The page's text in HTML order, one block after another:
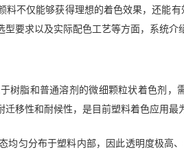
不仅能够获得理想的着色效果，还能
要求以及实际配色工艺等方面，系统介
树脂和普通溶剂的微细颗粒状着色剂
移性和耐候性，是目前塑料着色应用最
匀分布于塑料内部，因此透明度极高